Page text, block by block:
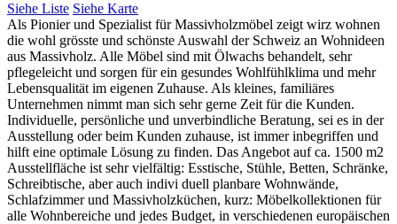
Siehe Liste Siehe Karte
Als Pionier und Spezialist für Massivholzmöbel zeigt wirz wohnen
die wohl grösste und schönste Auswahl der Schweiz an Wohnideen
aus Massivholz. Alle Möbel sind mit Ölwachs behandelt, sehr
pflegeleicht und sorgen für ein gesundes Wohlfühlklima und mehr
Lebensqualität im eigenen Zuhause. Als kleines, familiäres
Unternehmen nimmt man sich sehr gerne Zeit für die Kunden.
Individuelle, persönliche und unverbindliche Beratung, sei es in der
Ausstellung oder beim Kunden zuhause, ist immer inbegriffen und
hilft eine optimale Lösung zu finden. Das Angebot auf ca. 1500 m2
Ausstellfläche ist sehr vielfältig: Esstische, Stühle, Betten, Schränke,
Schreibtische, aber auch indivi duell planbare Wohnwände,
Schlafzimmer und Massivholzküchen, kurz: Möbelkollektionen für
alle Wohnbereiche und jedes Budget, in verschiedenen europäischen